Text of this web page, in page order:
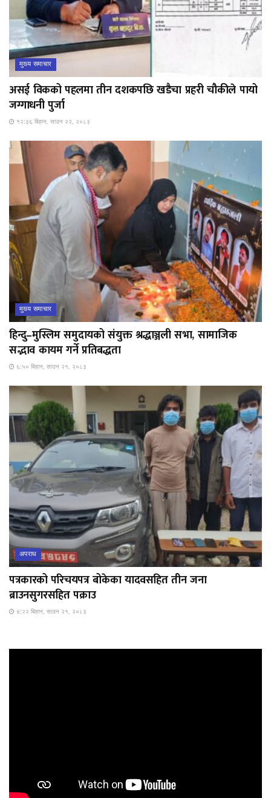
मुख्य समाचार
असई विकको पहलमा तीन दशकपछि खडैचा प्रहरी चौकीले पायो
जग्गाधनी पुर्जा
१२:३६ बिहान, साउन २२, २०८३
मुख्य समाचार
हिन्दु–मुस्लिम समुदायको संयुक्त श्रद्धाञ्जली सभा, सामाजिक
सद्भाव कायम गर्ने प्रतिबद्धता
६:५० बिहान, साउन २१, २०८३
अपराध
पत्रकारको परिचयपत्र बोकेका यादवसहित तीन जना
ब्राउनसुगरसहित पक्राउ
४:२२ बिहान, साउन २१, २०८३